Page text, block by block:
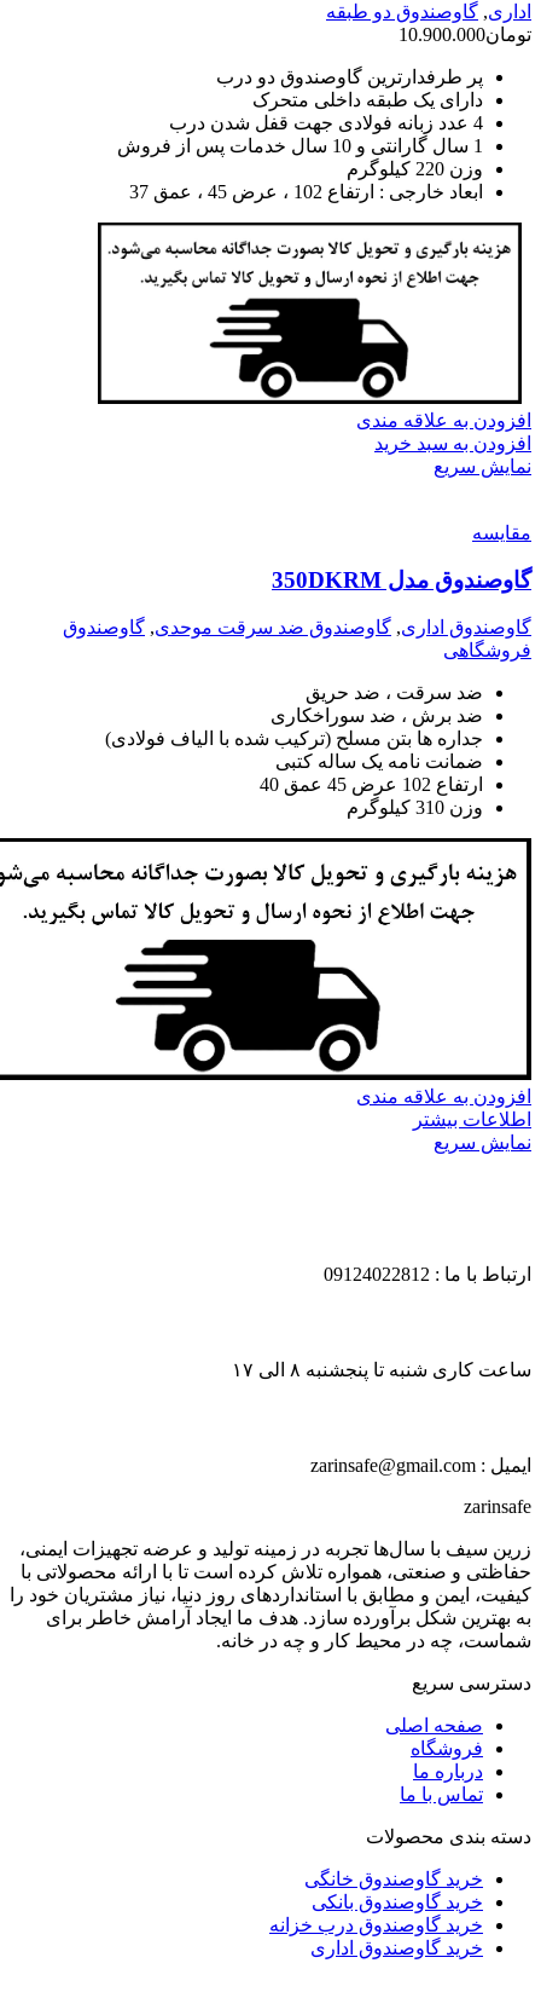
اداری, گاوصندوق دو طبقه
تومان10.900.000
پر طرفدارترین گاوصندوق دو درب
دارای یک طبقه داخلی متحرک
4 عدد زبانه فولادی جهت قفل شدن درب
1 سال گارانتی و 10 سال خدمات پس از فروش
وزن 220 کیلوگرم
ابعاد خارجی : ارتفاع 102 ، عرض 45 ، عمق 37
افزودن به علاقه مندی
افزودن به سبد خرید
نمایش سریع
مقايسه
گاوصندوق مدل 350DKRM
گاوصندوق اداری, گاوصندوق ضد سرقت موحدی, گاوصندوق
فروشگاهی
ضد سرقت ، ضد حریق
ضد برش ، ضد سوراخکاری
جداره ها بتن مسلح (ترکیب شده با الیاف فولادی)
ضمانت نامه یک ساله کتبی
ارتفاع 102 عرض 45 عمق 40
وزن 310 کیلوگرم
افزودن به علاقه مندی
اطلاعات بیشتر
نمایش سریع
ارتباط با ما : 09124022812
ساعت کاری شنبه تا پنجشنبه ۸ الی ۱۷
ایمیل : zarinsafe@gmail.com
zarinsafe
زرین سیف با سال‌ها تجربه در زمینه تولید و عرضه تجهیزات ایمنی،
حفاظتی و صنعتی، همواره تلاش کرده است تا با ارائه محصولاتی با
کیفیت، ایمن و مطابق با استانداردهای روز دنیا، نیاز مشتریان خود را
به بهترین شکل برآورده سازد. هدف ما ایجاد آرامش خاطر برای
شماست، چه در محیط کار و چه در خانه.
دسترسی سریع
صفحه اصلی
فروشگاه
درباره ما
تماس با ما
دسته بندی محصولات
خرید گاوصندوق خانگی
خرید گاوصندوق بانکی
خرید گاوصندوق درب خزانه
خرید گاوصندوق اداری